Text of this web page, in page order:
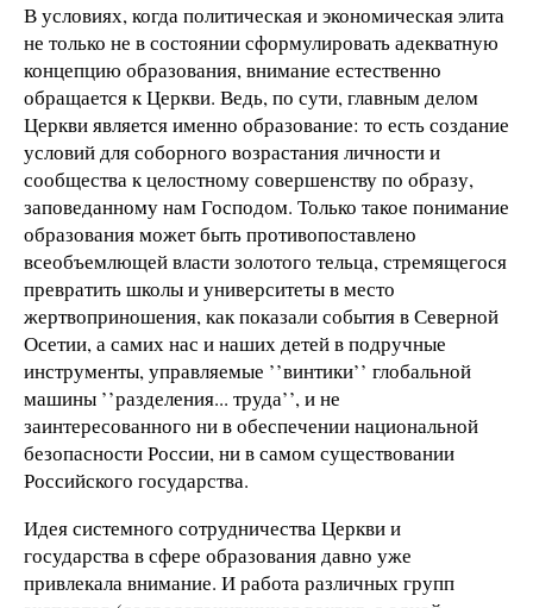
В условиях, когда политическая и экономическая элита
не только не в состоянии сформулировать адекватную
концепцию образования, внимание естественно
обращается к Церкви. Ведь, по сути, главным делом
Церкви является именно образование: то есть создание
условий для соборного возрастания личности и
сообщества к целостному совершенству по образу,
заповеданному нам Господом. Только такое понимание
образования может быть противопоставлено
всеобъемлющей власти золотого тельца, стремящегося
превратить школы и университеты в место
жертвоприношения, как показали события в Северной
Осетии, а самих нас и наших детей в подручные
инструменты, управляемые ’’винтики’’ глобальной
машины ’’разделения... труда’’, и не
заинтересованного ни в обеспечении национальной
безопасности России, ни в самом существовании
Российского государства.
Идея системного сотрудничества Церкви и
государства в сфере образования давно уже
привлекала внимание. И работа различных групп